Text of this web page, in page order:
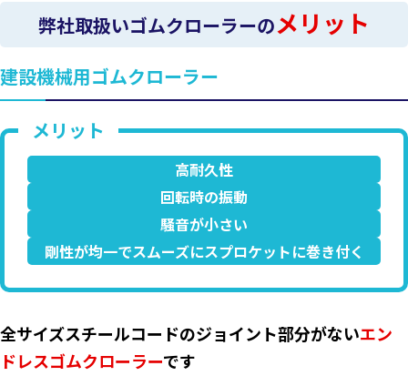
弊社取扱いゴムクローラーのメリット
建設機械用ゴムクローラー
高耐久性
回転時の振動
騒音が小さい
剛性が均一でスムーズにスプロケットに巻き付く
全サイズスチールコードのジョイント部分がないエン
ドレスゴムクローラーです